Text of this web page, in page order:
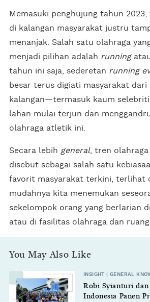
Memasuki penghujung tahun
di kalangan masyarakat justru
menanjak. Salah satu olahraga
menjadi pilihan adalah running
tahun ini saja, sederetan running
besar terus digiati masyarakat dari
kalangan—termasuk kaum
lahan mulai terjun dan
olahraga atletik ini.
Secara lebih general, tren
disebut sebagai salah satu
favorit masyarakat terkini, terlihat
mudahnya kita menemukan
sekelompok orang yang berlarian
atau di fasilitas olahraga dan
You May Also Like
INSIGHT | GENERAL
Robi Syianturi dan
Indonesia Panen